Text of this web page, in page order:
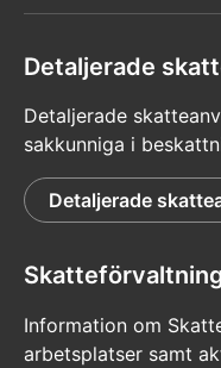
Detaljerade
Detaljerade
sakkunniga i
Detaljerade
Information om
arbetsplatser samt